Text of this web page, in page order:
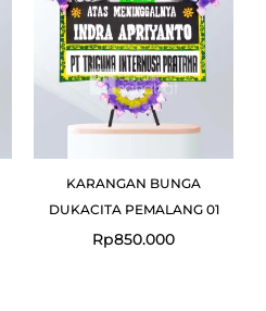
KARANGAN BUNGA
DUKACITA PEMALANG 01
Rp850.000